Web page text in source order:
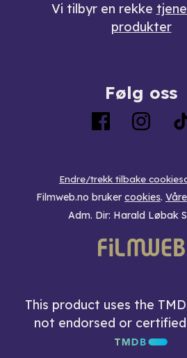
Vi tilbyr en rekke
produkter
Følg oss
Endre/trekk tilbake
Filmweb.no bruker cookies.
Adm. Dir: Harald Løbak
This product uses the
not endorsed or certified